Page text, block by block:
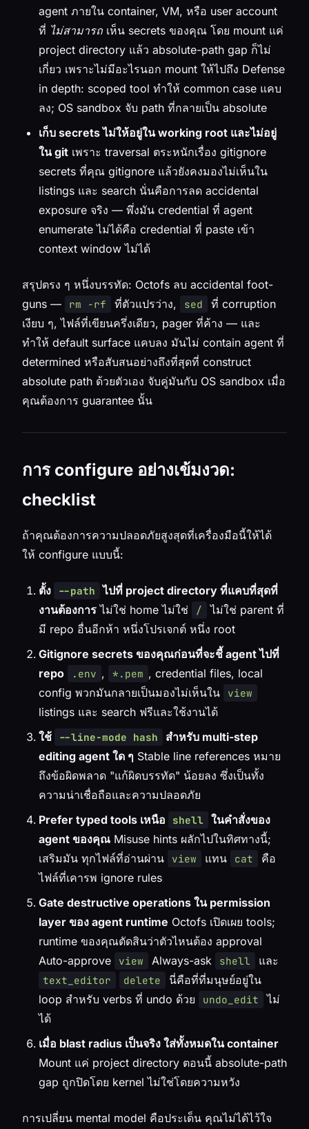
agent ภายใน container, VM, หรือ user account
ที่ ไม่สามารถ เห็น secrets ของคุณ โดย mount แค่
project directory แล้ว absolute-path gap ก็ไม่
เกี่ยว เพราะไม่มีอะไรนอก mount ให้ไปถึง Defense
in depth: scoped tool ทำให้ common case แคบ
ลง; OS sandbox จับ path ที่กลายเป็น absolute
เก็บ secrets ไม่ให้อยู่ใน working root และไม่อยู่
ใน git เพราะ traversal ตระหนักเรื่อง gitignore
secrets ที่คุณ gitignore แล้วยังคงมองไม่เห็นใน
listings และ search นั่นคือการลด accidental
exposure จริง — พึ่งมัน credential ที่ agent
enumerate ไม่ได้คือ credential ที่ paste เข้า
context window ไม่ได้
สรุปตรง ๆ หนึ่งบรรทัด: Octofs ลบ accidental foot-
guns —
rm -rf ที่ตัวแปรว่าง, sed
ที่ corruption
เงียบ ๆ, ไฟล์ที่เขียนครึ่งเดียว, pager ที่ค้าง — และ
ทำให้ default surface แคบลง มันไม่ contain agent ที่
determined หรือสับสนอย่างถึงที่สุดที่ construct
absolute path ด้วยตัวเอง จับคู่มันกับ OS sandbox เมื่อ
คุณต้องการ guarantee นั้น
การ configure อย่างเข้มงวด:
checklist
ถ้าคุณต้องการความปลอดภัยสูงสุดที่เครื่องมือนี้ให้ได้
ให้ configure แบบนี้:
ตั้ง --path ไปที่ project directory ที่แคบที่สุดที่
งานต้องการ ไม่ใช่ home ไม่ใช่ /
ไม่ใช่ parent ที่
มี repo อื่นอีกห้า หนึ่งโปรเจกต์ หนึ่ง root
Gitignore secrets ของคุณก่อนที่จะชี้ agent ไปที่
repo
.env , *.pem , credential files, local
config พวกมันกลายเป็นมองไม่เห็นใน
view
listings และ search ฟรีและใช้งานได้
ใช้
--line-mode hash
สำหรับ multi-step
editing agent ใด ๆ Stable line references หมาย
ถึงข้อผิดพลาด "แก้ผิดบรรทัด" น้อยลง ซึ่งเป็นทั้ง
ความน่าเชื่อถือและความปลอดภัย
Prefer typed tools เหนือ
shell
ในคำสั่งของ
agent ของคุณ Misuse hints ผลักไปในทิศทางนี้;
เสริมมัน ทุกไฟล์ที่อ่านผ่าน
view แทน cat
คือ
ไฟล์ที่เคารพ ignore rules
Gate destructive operations ใน permission
layer ของ agent runtime Octofs เปิดเผย tools;
runtime ของคุณตัดสินว่าตัวไหนต้อง approval
Auto-approve
view Always-ask shell และ
text_editor delete
นี่คือที่ที่มนุษย์อยู่ใน
loop สำหรับ verbs ที่ undo ด้วย
undo_edit
ไม่
ได้
เมื่อ blast radius เป็นจริง ใส่ทั้งหมดใน container
Mount แค่ project directory ตอนนี้ absolute-path
gap ถูกปิดโดย kernel ไม่ใช่โดยความหวัง
การเปลี่ยน mental model คือประเด็น คุณไม่ได้ไว้ใจ